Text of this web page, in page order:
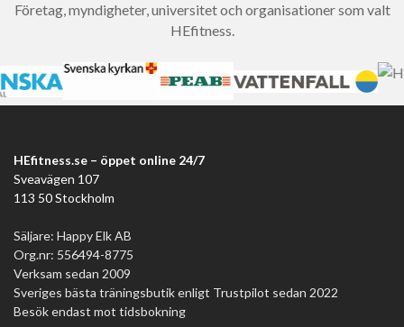
Företag, myndigheter, universitet och organisationer som valt
HEfitness.
HEfitness.se – öppet online 24/7
Sveavägen 107
113 50 Stockholm
Säljare: Happy Elk AB
Org.nr: 556494-8775
Verksam sedan 2009
Sveriges bästa träningsbutik enligt Trustpilot sedan 2022
Besök endast mot tidsbokning